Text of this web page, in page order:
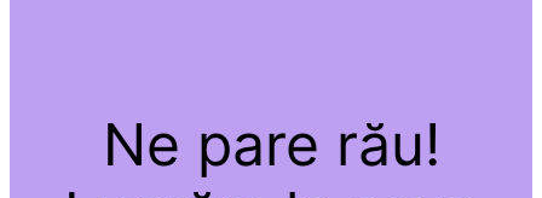
Ne pare rău!